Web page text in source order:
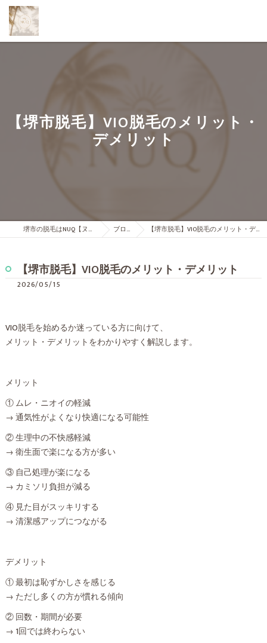
【堺市脱毛】VIO脱毛のメリット・
デメリット
堺市の脱毛はNUQ【ヌック】 ブログ 【堺市脱毛】VIO脱毛のメリット・デメリット
【堺市脱毛】VIO脱毛のメリット・デメリット
2026/05/15
VIO脱毛を始めるか迷っている方に向けて、
メリット・デメリットをわかりやすく解説します。
メリット
① ムレ・ニオイの軽減
→ 通気性がよくなり快適になる可能性
② 生理中の不快感軽減
→ 衛生面で楽になる方が多い
③ 自己処理が楽になる
→ カミソリ負担が減る
④ 見た目がスッキリする
→ 清潔感アップにつながる
デメリット
① 最初は恥ずかしさを感じる
→ ただし多くの方が慣れる傾向
② 回数・期間が必要
→ 1回では終わらない